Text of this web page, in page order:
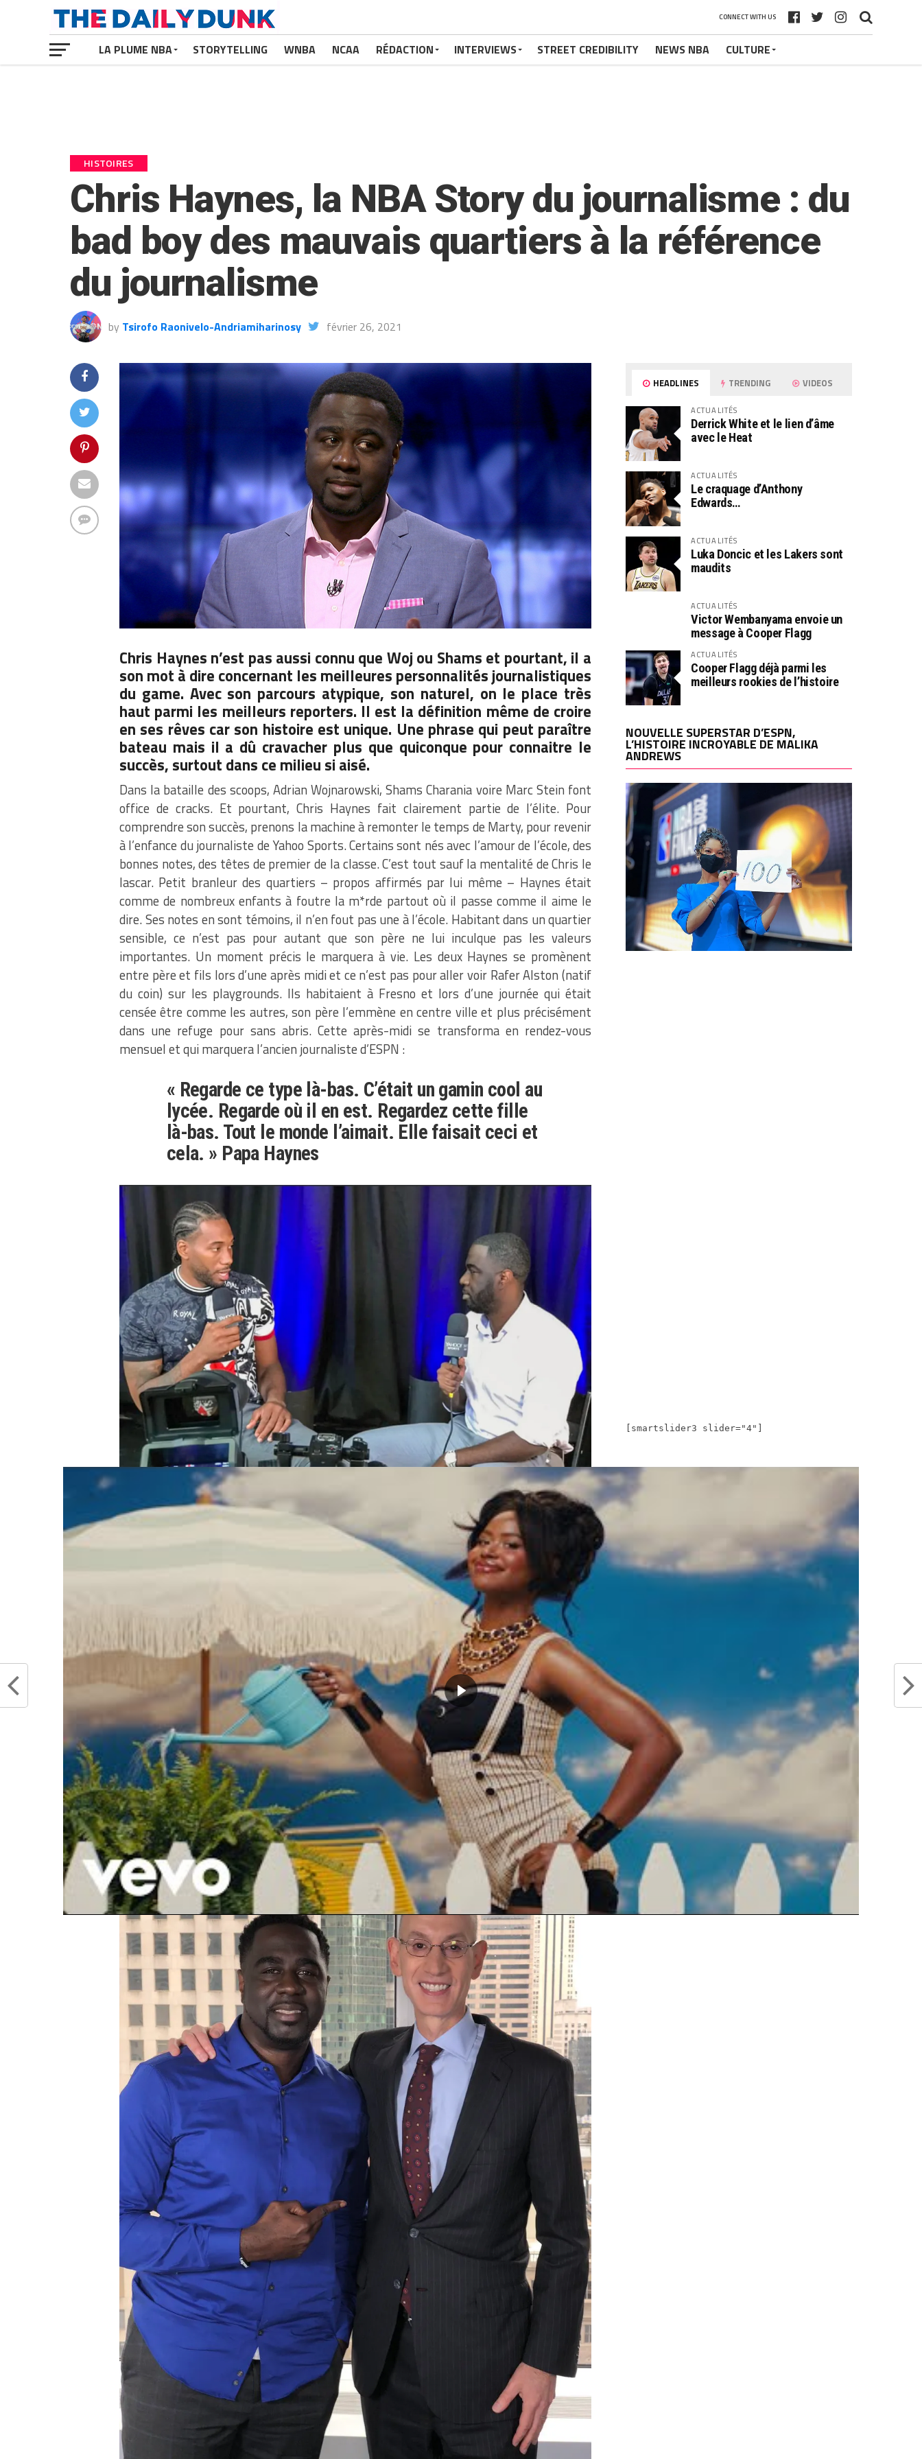
CONNECT WITH US
LA PLUME NBA STORYTELLING WNBA NCAA RÉDACTION INTERVIEWS STREET CREDIBILITY NEWS NBA CULTURE
HISTOIRES
Chris Haynes, la NBA Story du journalisme : du
bad boy des mauvais quartiers à la référence
du journalisme
by Tsirofo Raonivelo-Andriamiharinosy février 26, 2021
Chris Haynes n’est pas aussi connu que Woj ou Shams et pourtant, il a
son mot à dire concernant les meilleures personnalités journalistiques
du game. Avec son parcours atypique, son naturel, on le place très
haut parmi les meilleurs reporters. Il est la définition même de croire
en ses rêves car son histoire est unique. Une phrase qui peut paraître
bateau mais il a dû cravacher plus que quiconque pour connaitre le
succès, surtout dans ce milieu si aisé.
Dans la bataille des scoops, Adrian Wojnarowski, Shams Charania voire Marc Stein font
office de cracks. Et pourtant, Chris Haynes fait clairement partie de l’élite. Pour
comprendre son succès, prenons la machine à remonter le temps de Marty, pour revenir
à l’enfance du journaliste de Yahoo Sports. Certains sont nés avec l’amour de l’école, des
bonnes notes, des têtes de premier de la classe. C’est tout sauf la mentalité de Chris le
lascar. Petit branleur des quartiers – propos affirmés par lui même – Haynes était
comme de nombreux enfants à foutre la m*rde partout où il passe comme il aime le
dire. Ses notes en sont témoins, il n’en fout pas une à l’école. Habitant dans un quartier
sensible, ce n’est pas pour autant que son père ne lui inculque pas les valeurs
importantes. Un moment précis le marquera à vie. Les deux Haynes se promènent
entre père et fils lors d’une après midi et ce n’est pas pour aller voir Rafer Alston (natif
du coin) sur les playgrounds. Ils habitaient à Fresno et lors d’une journée qui était
censée être comme les autres, son père l’emmène en centre ville et plus précisément
dans une refuge pour sans abris. Cette après-midi se transforma en rendez-vous
mensuel et qui marquera l’ancien journaliste d’ESPN :
« Regarde ce type là-bas. C’était un gamin cool au
lycée. Regarde où il en est. Regardez cette fille
là-bas. Tout le monde l’aimait. Elle faisait ceci et
cela. » Papa Haynes
Aller de manière fréquente dans ce refuge n’était pas une punition. Son père ne savait
plus quoi faire de son fils, lui qui aimait par dessous tous les ennuis. C’est une façon de
le motiver mais Chris était encore petit et ne comprenait pas pourquoi son paternel
agissait de la sorte. Il pensait qu’il voulait que sa vie se termine ainsi. Chris Haynes
retrouve le bon chemin, ses notes s’améliorent et prend conscience de la valeur de la vie
:« J’ai réussi dans la vie avant tout parce que je suis en vie, parce que j’ai perdu
beaucoup d’amis avec la violence des gangs, la drogue, la prison. Donc en premier
lieu, j’ai réussi si je suis en vie. »Chris Haynes est parti de très bas, il n’a donc pas des
objectifs très élevés dans la vie. Dans son entourage, personne ne réussit, le journaliste
de Yahoo Sports n’a ainsi aucune de source d’inspiration. Personne n’a de diplôme dans
sa famille mais lui va réussir là où tout le monde a échoué et là encore, son parcours ne
ressemble à aucun autre. A l’image d’une grande partie des journalistes qui obtiennent
leur diplôme universitaire à 21 ou 22 ans, lui le décroche en frôlant les 30 ans. Durant
ces jeunes années, Chris Haynes développe son éthique de travail et rentre dans la vie
active de manière inopinée.
HEADLINES TRENDING VIDEOS
ACTUALITÉS
Derrick White et le lien d’âme
avec le Heat
ACTUALITÉS
Le craquage d’Anthony
Edwards…
ACTUALITÉS
Luka Doncic et les Lakers sont
maudits
ACTUALITÉS
Victor Wembanyama envoie un
message à Cooper Flagg
ACTUALITÉS
Cooper Flagg déjà parmi les
meilleurs rookies de l’histoire
NOUVELLE SUPERSTAR D’ESPN,
L’HISTOIRE INCROYABLE DE MALIKA
ANDREWS
[smartslider3 slider="4"]